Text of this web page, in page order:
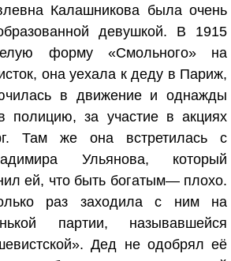
Калашникова была очень
девушкой. В 1915
форму «Смольного» на
она уехала к деду в Париж,
в движение и однажды
полицию, за участие в акциях
Там же она встретилась с
Ульянова, который
ей, что быть богатым— плохо.
раз заходила с ним на
партии, называвшейся
Дед не одобрял её